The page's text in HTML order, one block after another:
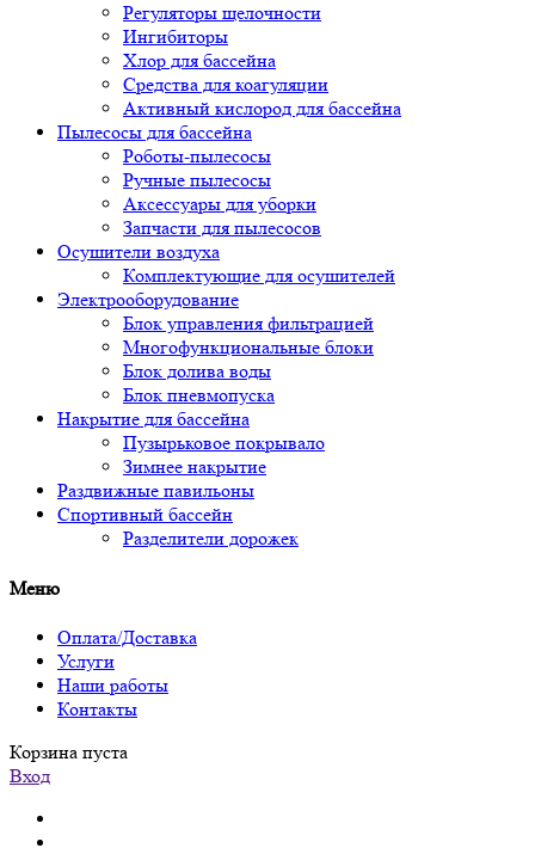
Регуляторы щелочности
Ингибиторы
Хлор для бассейна
Средства для коагуляции
Активный кислород для бассейна
Пылесосы для бассейна
Роботы-пылесосы
Ручные пылесосы
Аксессуары для уборки
Запчасти для пылесосов
Осушители воздуха
Комплектующие для осушителей
Электрооборудование
Блок управления фильтрацией
Многофункциональные блоки
Блок долива воды
Блок пневмопуска
Накрытие для бассейна
Пузырьковое покрывало
Зимнее накрытие
Раздвижные павильоны
Спортивный бассейн
Разделители дорожек
Меню
Оплата/Доставка
Услуги
Наши работы
Контакты
Корзина пуста
Вход